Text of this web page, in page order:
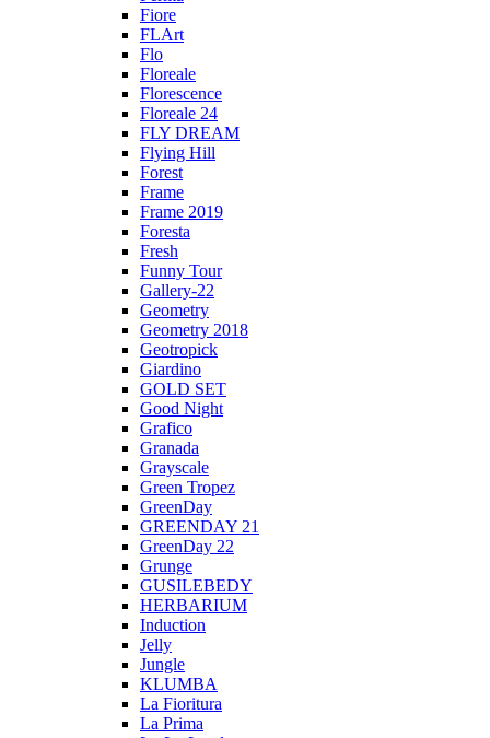
Fiore
FLArt
Flo
Floreale
Florescence
Floreale 24
FLY DREAM
Flying Hill
Forest
Frame
Frame 2019
Foresta
Fresh
Funny Tour
Gallery-22
Geometry
Geometry 2018
Geotropick
Giardino
GOLD SET
Good Night
Grafico
Granada
Grayscale
Green Tropez
GreenDay
GREENDAY 21
GreenDay 22
Grunge
GUSILEBEDY
HERBARIUM
Induction
Jelly
Jungle
KLUMBA
La Fioritura
La Prima